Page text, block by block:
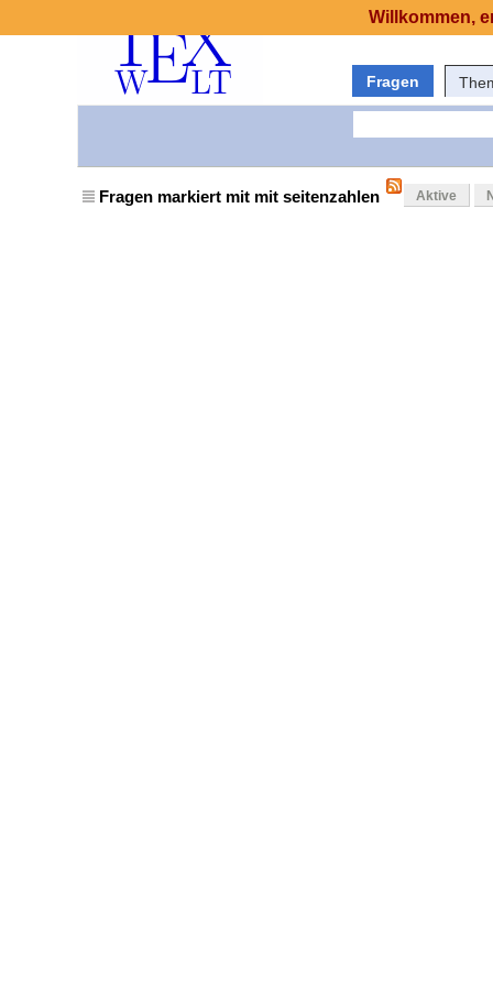
Fragen
Fragen markiert mit mit seitenzahlen Aktive
Willkommen,